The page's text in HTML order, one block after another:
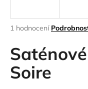
Průměrné
produktu
je
5,0
z
1 hodnocení
Soire
j
t
?